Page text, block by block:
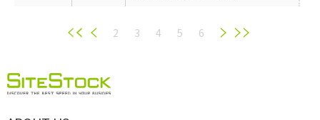
2 3 4 5 6